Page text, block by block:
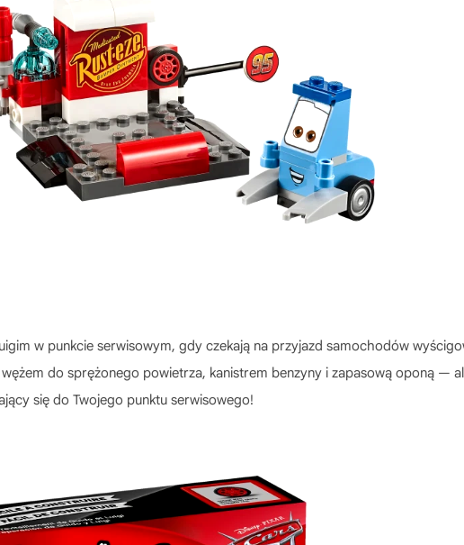
w punkcie serwisowym, gdy czekają na przyjazd samochodów
do sprężonego powietrza, kanistrem benzyny i zapasową oponą —
się do Twojego punktu serwisowego!